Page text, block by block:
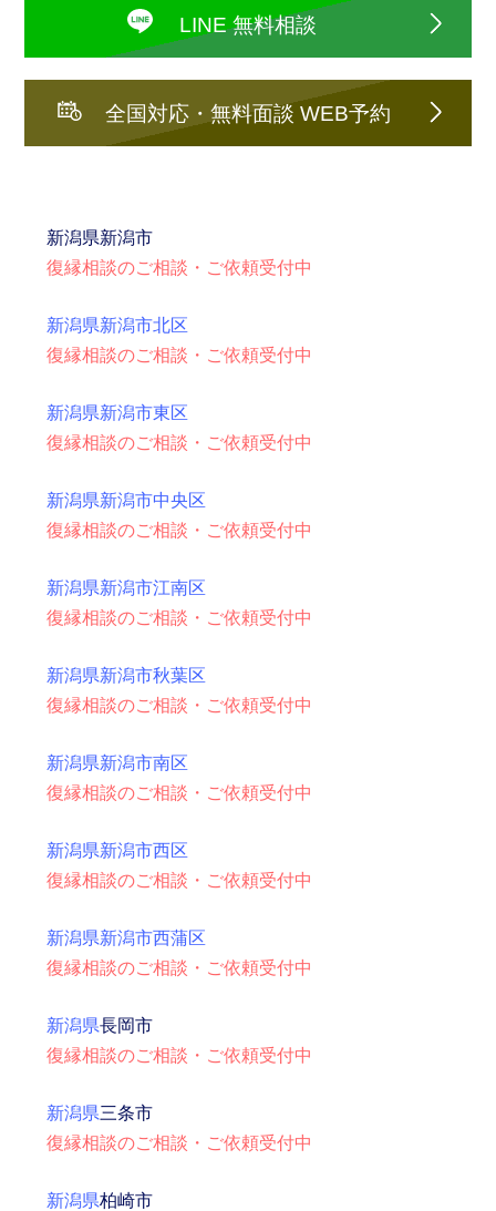
LINE 無料相談
全国対応・無料面談 WEB予約
新潟県新潟市
復縁相談のご相談・ご依頼受付中
新潟県新潟市北区
復縁相談のご相談・ご依頼受付中
新潟県新潟市東区
復縁相談のご相談・ご依頼受付中
新潟県新潟市中央区
復縁相談のご相談・ご依頼受付中
新潟県新潟市江南区
復縁相談のご相談・ご依頼受付中
新潟県新潟市秋葉区
復縁相談のご相談・ご依頼受付中
新潟県新潟市南区
復縁相談のご相談・ご依頼受付中
新潟県新潟市西区
復縁相談のご相談・ご依頼受付中
新潟県新潟市西蒲区
復縁相談のご相談・ご依頼受付中
新潟県長岡市
復縁相談のご相談・ご依頼受付中
新潟県三条市
復縁相談のご相談・ご依頼受付中
新潟県柏崎市